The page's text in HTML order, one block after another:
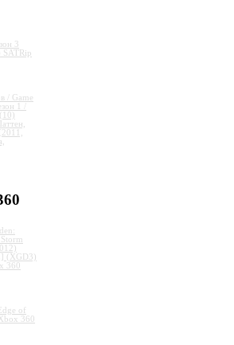
3
SATRip
/ Game
1 /
(XGD3)
360
of
360